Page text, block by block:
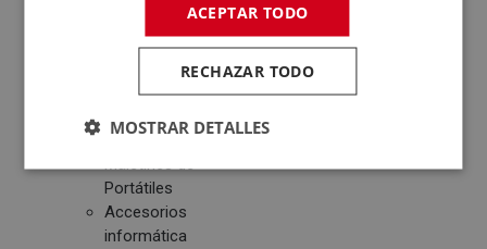
Pendrive y Tarjetas
de Memoria
Soportes Ordenador
Maletines de
Portátiles
Accesorios
informática
ACEPTAR TODO
RECHAZAR TODO
MOSTRAR DETALLES